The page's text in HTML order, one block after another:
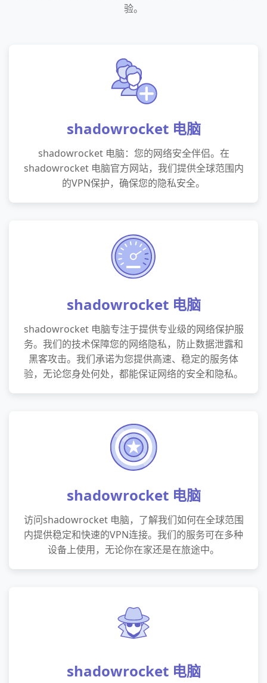
验。
shadowrocket 电脑
shadowrocket 电脑：您的网络安全伴侣。在
shadowrocket 电脑官方网站，我们提供全球范围内
的VPN保护，确保您的隐私安全。
shadowrocket 电脑
shadowrocket 电脑专注于提供专业级的网络保护服
务。我们的技术保障您的网络隐私，防止数据泄露和
黑客攻击。我们承诺为您提供高速、稳定的服务体
验，无论您身处何处，都能保证网络的安全和隐私。
shadowrocket 电脑
访问shadowrocket 电脑，了解我们如何在全球范围
内提供稳定和快速的VPN连接。我们的服务可在多种
设备上使用，无论你在家还是在旅途中。
shadowrocket 电脑